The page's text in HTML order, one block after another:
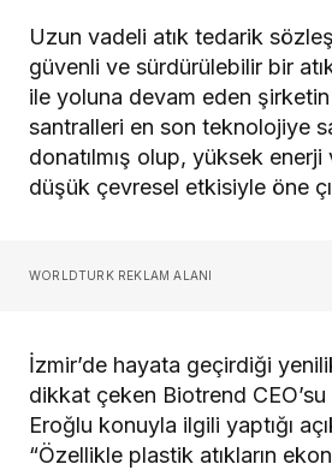
Uzun vadeli atık tedarik
güvenli ve sürdürülebilir bir
ile yoluna devam eden
santralleri en son teknolojiye
donatılmış olup, yüksek
düşük çevresel etkisiyle öne
WORLDTURK REKLAM ALANI
İzmir’de hayata geçirdiği
dikkat çeken Biotrend
Eroğlu konuyla ilgili yaptığı
“Özellikle plastik atıkların